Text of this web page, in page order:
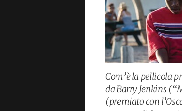
Com’è la pellicola
da Barry Jenkins
(premiato con